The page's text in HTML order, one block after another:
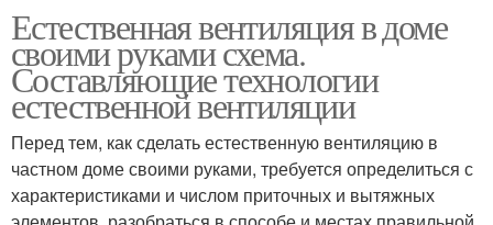
Естественная вентиляция в доме
своими руками схема.
Составляющие технологии
естественной вентиляции
Перед тем, как сделать естественную вентиляцию в
частном доме своими руками, требуется определиться с
характеристиками и числом приточных и вытяжных